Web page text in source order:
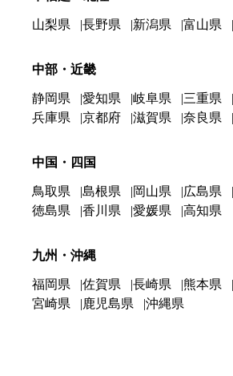
山梨県 長野県 新潟県 富山県
中部・近畿
静岡県 愛知県 岐阜県 三重県
兵庫県
京都府 滋賀県 奈良県
中国・四国
鳥取県 島根県 岡山県 広島県
徳島県
香川県 愛媛県 高知県
九州・沖縄
福岡県 佐賀県 長崎県 熊本県
宮崎県
鹿児島県 沖縄県